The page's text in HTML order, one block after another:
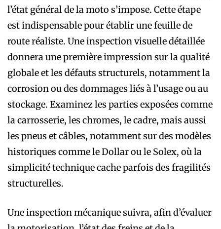
l’état général de la moto s’impose. Cette étape
est indispensable pour établir une feuille de
route réaliste. Une inspection visuelle détaillée
donnera une première impression sur la qualité
globale et les défauts structurels, notamment la
corrosion ou des dommages liés à l’usage ou au
stockage. Examinez les parties exposées comme
la carrosserie, les chromes, le cadre, mais aussi
les pneus et câbles, notamment sur des modèles
historiques comme le Dollar ou le Solex, où la
simplicité technique cache parfois des fragilités
structurelles.
Une inspection mécanique suivra, afin d’évaluer